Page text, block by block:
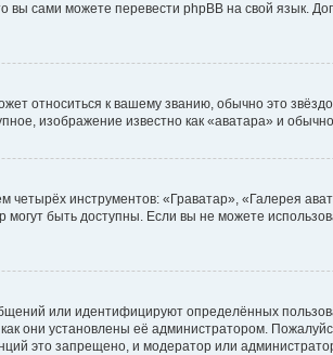
вы сами можете перевести phpBB на свой
относиться к вашему званию, обычно это
изображение известно как «аватара» и
инструментов: «Граватар», «Галерея
быть доступны. Если вы не можете
или идентифицируют определённых
они установлены её администратором.
это запрещено, и модератор или